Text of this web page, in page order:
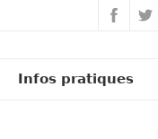
Infos pratiques